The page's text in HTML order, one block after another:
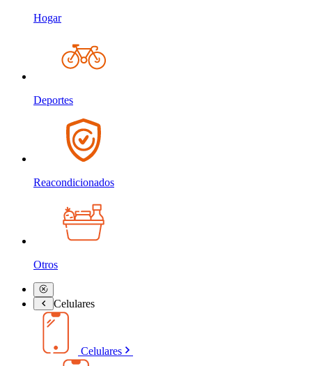
Hogar
Deportes
Reacondicionados
Otros
Celulares
Celulares